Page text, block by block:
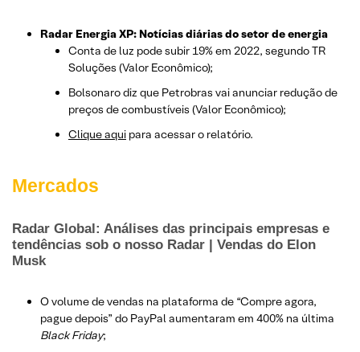
Radar Energia XP: Notícias diárias do setor de energia
Conta de luz pode subir 19% em 2022, segundo TR
Soluções (Valor Econômico);
Bolsonaro diz que Petrobras vai anunciar redução de
preços de combustíveis (Valor Econômico);
Clique aqui para acessar o relatório.
Mercados
Radar Global: Análises das principais empresas e
tendências sob o nosso Radar | Vendas do Elon
Musk
O volume de vendas na plataforma de “Compre agora,
pague depois” do PayPal aumentaram em 400% na última
Black Friday;